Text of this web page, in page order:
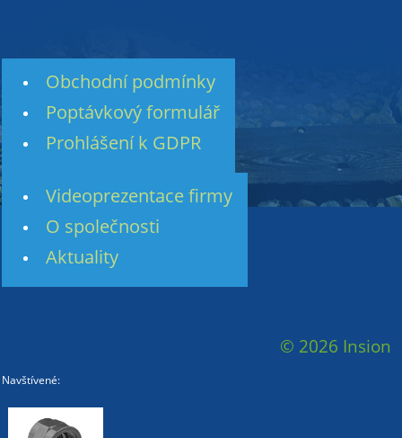
Obchodní podmínky
Poptávkový formulář
Prohlášení k GDPR
Videoprezentace firmy
O společnosti
Aktuality
© 2026 Insion
Navštívené: